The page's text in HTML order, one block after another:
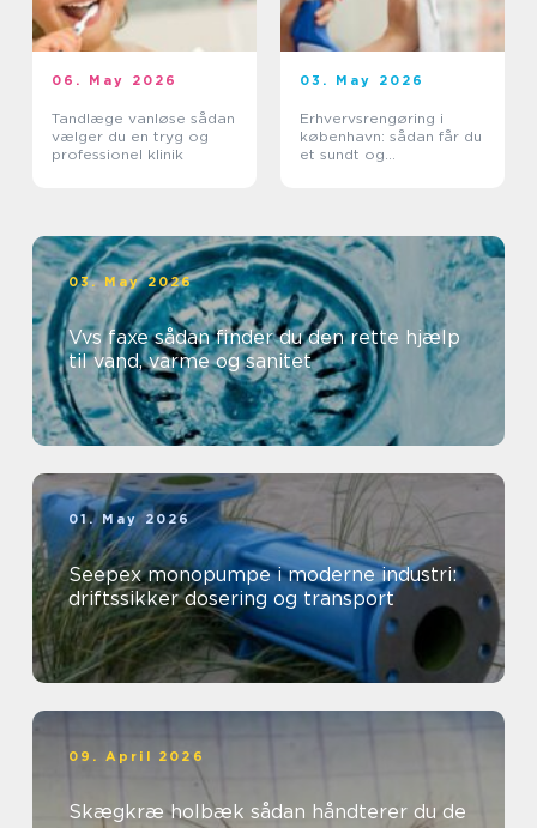
06. May 2026
Tandlæge vanløse sådan
vælger du en tryg og
professionel klinik
03. May 2026
Erhvervsrengøring i
københavn: sådan får du
et sundt og
03. May 2026
Vvs faxe sådan finder du den rette hjælp
til vand, varme og sanitet
01. May 2026
Seepex monopumpe i moderne industri:
driftssikker dosering og transport
09. April 2026
Skægkræ holbæk sådan håndterer du de